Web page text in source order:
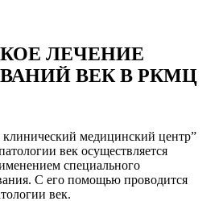
ЛЕЧЕНИЕ
ВЕК В РКМЦ
медицинский центр”
век осуществляется
специального
С его помощью проводится
век.